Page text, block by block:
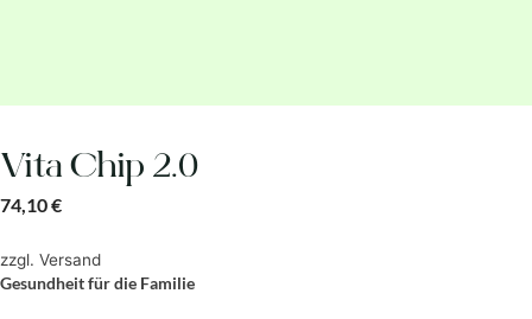
Vita Chip 2.0
74,10€
zzgl. Versand
Gesundheit für die Familie